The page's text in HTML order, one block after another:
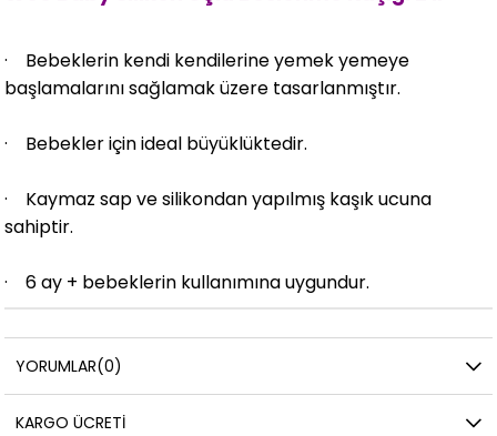
· Bebeklerin kendi kendilerine yemek yemeye
başlamalarını sağlamak üzere tasarlanmıştır.
· Bebekler için ideal büyüklüktedir.
· Kaymaz sap ve silikondan yapılmış kaşık ucuna
sahiptir.
· 6 ay + bebeklerin kullanımına uygundur.
YORUMLAR(0)
KARGO ÜCRETI